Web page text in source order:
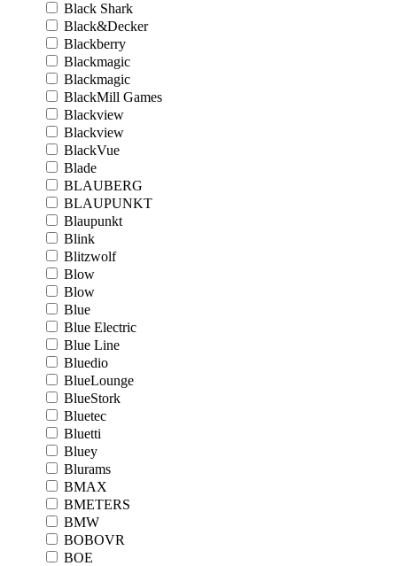
Black Shark
Black&Decker
Blackberry
Blackmagic
Blackmagic
BlackMill Games
Blackview
Blackview
BlackVue
Blade
BLAUBERG
BLAUPUNKT
Blaupunkt
Blink
Blitzwolf
Blow
Blow
Blue
Blue Electric
Blue Line
Bluedio
BlueLounge
BlueStork
Bluetec
Bluetti
Bluey
Blurams
BMAX
BMETERS
BMW
BOBOVR
BOE